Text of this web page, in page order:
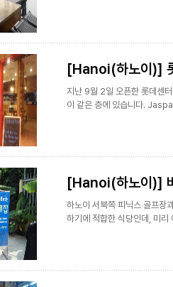
[Hanoi(하노이)]
지난 9월 2일 오픈한 롯데센
이 같은 층에 있습니다.
[Hanoi(하노이)]
하노이 서북쪽 피닉스 골프장
하기에 적합한 식당인데, 미리